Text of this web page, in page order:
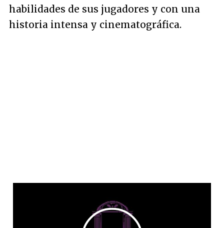
habilidades de sus jugadores y con una
historia intensa y cinematográfica.